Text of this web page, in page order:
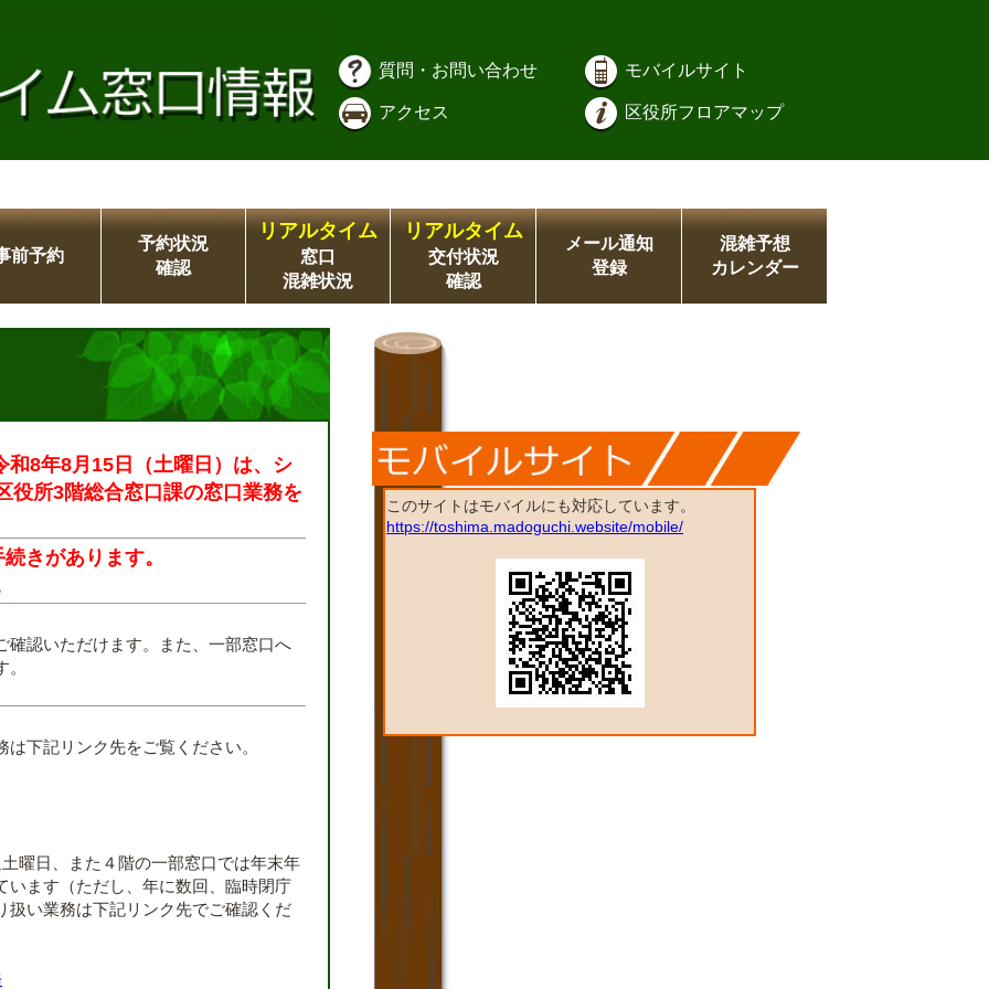
質問・お問い合わせ モバイルサイト
アクセス 区役所フロアマップ
前予約
予約状況
確認
リアルタイム
窓口
混雑状況
リアルタイム
交付状況
確認
メール通知
登録
混雑予想
カレンダー
8年8月15日（土曜日）は、シ
役所3階総合窓口課の窓口業務を
きがあります。
確認いただけます。また、一部窓口へ
下記リンク先をご覧ください。
曜日、また４階の一部窓口では年末年
います（ただし、年に数回、臨時閉庁
扱い業務は下記リンク先でご確認くだ
このサイトはモバイルにも対応しています。
https://toshima.madoguchi.website/mobile/